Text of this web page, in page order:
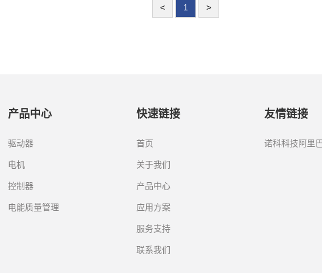
< 1 >
产品中心
驱动器
电机
控制器
电能质量管理
快速链接
首页
关于我们
产品中心
应用方案
服务支持
联系我们
友情链接
诺科科技阿里